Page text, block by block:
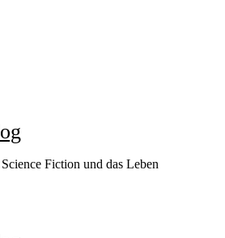
Fiction und das Leben